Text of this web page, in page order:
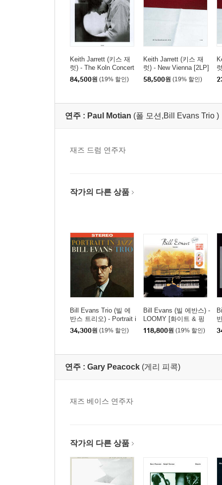
Keith Jarrett (키스 재
럿) - The Koln Concert
[2LP]
84,500원 (19% 할인)
Keith Jarrett (키스 재
럿) - New Vienna [2LP]
58,500원 (19% 할인)
연주 : Paul Motian (폴 모션,Bill Evans Trio )
재즈 드럼 연주자
작가의 다른 상품
Bill Evans Trio (빌 에
반스 트리오) - Portrait i
n Jazz [마블 컬러 LP]
34,300원 (19% 할인)
Bill Evans (빌 에반스) -
LOOMY [화이트 & 핑
크 & 오렌지 컬러 3LP]
118,800원 (19% 할인)
연주 : Gary Peacock (게리 피콕)
재즈 베이스 연주자
작가의 다른 상품